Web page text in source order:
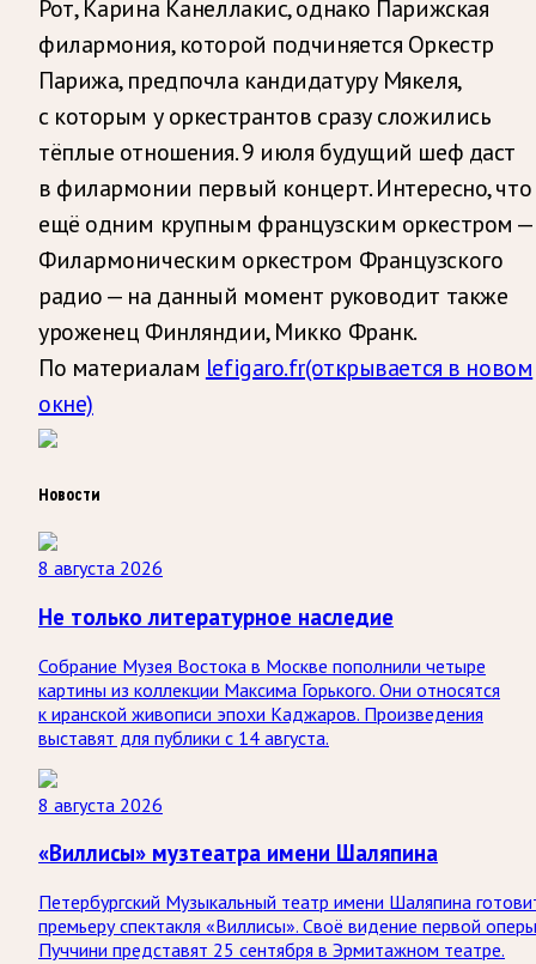
Рот, Карина Канеллакис, однако Парижская
филармония, которой подчиняется Оркестр
Парижа, предпочла кандидатуру Мякеля,
с которым у оркестрантов сразу сложились
тёплые отношения. 9 июля будущий шеф даст
в филармонии первый концерт. Интересно, что
ещё одним крупным французским оркестром —
Филармоническим оркестром Французского
радио — на данный момент руководит также
уроженец Финляндии, Микко Франк.
По материалам lefigaro.fr(открывается в новом
окне)
Новости
8 августа 2026
Не только литературное наследие
Собрание Музея Востока в Москве пополнили четыре
картины из коллекции Максима Горького. Они относятся
к иранской живописи эпохи Каджаров. Произведения
выставят для публики с 14 августа.
8 августа 2026
«Виллисы» музтеатра имени Шаляпина
Петербургский Музыкальный театр имени Шаляпина
премьеру спектакля «Виллисы». Своё видение первой оперы
Пуччини представят 25 сентября в Эрмитажном театре.